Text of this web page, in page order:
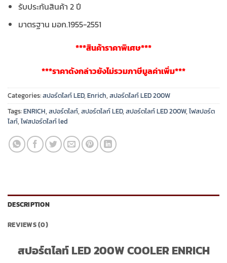
รับประกันสินค้า 2 ปี
มาตรฐาน มอก.1955-2551
***สินค้าราคาพิเศษ***
***ราคาดังกล่าวยังไม่รวมภาษีมูลค่าเพิ่ม***
Categories:สปอร์ตไลท์ LED, Enrich, สปอร์ตไลท์ LED 200W
Tags:ENRICH, สปอร์ตไลท์, สปอร์ตไลท์ LED, สปอร์ตไลท์ LED 200W,ไฟสปอร์ต
ไลท์,ไฟสปอร์ตไลท์ led
DESCRIPTION
REVIEWS (0)
สปอร์ตไลท์ LED 200W COOLER ENRICH